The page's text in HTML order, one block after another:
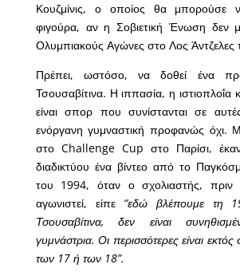
Κουζμίνις, ο οποίος θα μπορούσε
φιγούρα, αν η Σοβιετική Ένωση δεν
Ολυμπιακούς Αγώνες στο Λος Άντζελες
Πρέπει, ωστόσο, να δοθεί ένα
Τσουσαβίτινα. Η ιππασία, η ιστιοπλοΐα
είναι σπορ που συνίστανται σε
ενόργανη γυμναστική προφανώς όχι.
στο Challenge Cup στο Παρίσι,
διαδικτύου ένα βίντεο από το
του 1994, όταν ο σχολιαστής, πριν
αγωνιστεί, είπε “εδώ βλέπουμε τη
Τσουσαβίτινα, δεν είναι
γυμνάστρια. Οι περισσότερες είναι
των 17 ή των 18”.